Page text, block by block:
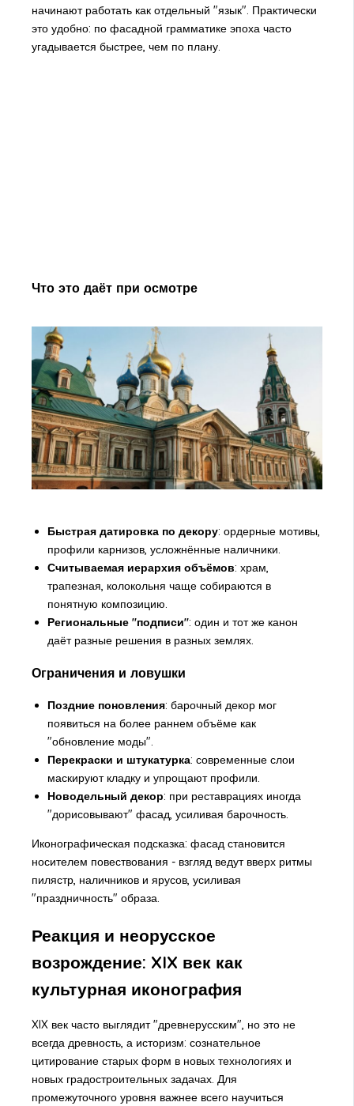
начинают работать как отдельный "язык". Практически
это удобно: по фасадной грамматике эпоха часто
угадывается быстрее, чем по плану.
Что это даёт при осмотре
Быстрая датировка по декору: ордерные мотивы,
профили карнизов, усложнённые наличники.
Считываемая иерархия объёмов: храм,
трапезная, колокольня чаще собираются в
понятную композицию.
Региональные "подписи": один и тот же канон
даёт разные решения в разных землях.
Ограничения и ловушки
Поздние поновления: барочный декор мог
появиться на более раннем объёме как
"обновление моды".
Перекраски и штукатурка: современные слои
маскируют кладку и упрощают профили.
Новодельный декор: при реставрациях иногда
"дорисовывают" фасад, усиливая барочность.
Иконографическая подсказка: фасад становится
носителем повествования - взгляд ведут вверх ритмы
пилястр, наличников и ярусов, усиливая
"праздничность" образа.
Реакция и неорусское
возрождение: XIX век как
культурная иконография
XIX век часто выглядит "древнерусским", но это не
всегда древность, а историзм: сознательное
цитирование старых форм в новых технологиях и
новых градостроительных задачах. Для
промежуточного уровня важнее всего научиться